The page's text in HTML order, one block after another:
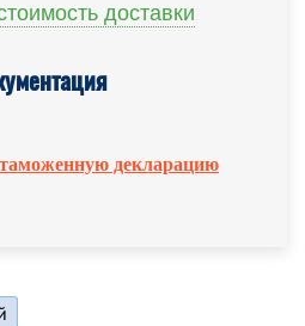
доставки
декларацию